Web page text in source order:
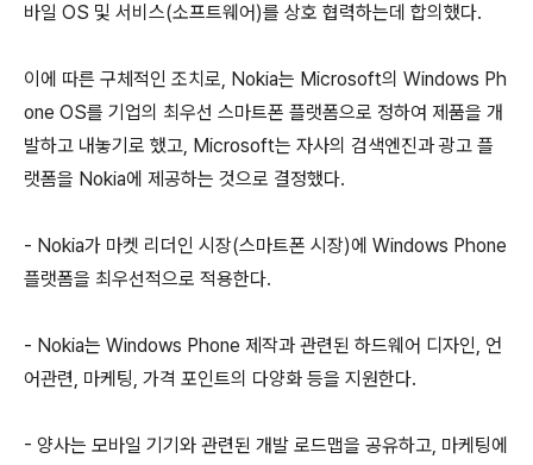
바일 OS 및 서비스(소프트웨어)를 상호 협력하는데 합의했다.
이에 따른 구체적인 조치로, Nokia는 Microsoft의 Windows Ph
one OS를 기업의 최우선 스마트폰 플랫폼으로 정하여 제품을 개
발하고 내놓기로 했고, Microsoft는 자사의 검색엔진과 광고 플
랫폼을 Nokia에 제공하는 것으로 결정했다.
- Nokia가 마켓 리더인 시장(스마트폰 시장)에 Windows Phone
플랫폼을 최우선적으로 적용한다.
- Nokia는 Windows Phone 제작과 관련된 하드웨어 디자인, 언
어관련, 마케팅, 가격 포인트의 다양화 등을 지원한다.
- 양사는 모바일 기기와 관련된 개발 로드맵을 공유하고, 마케팅에